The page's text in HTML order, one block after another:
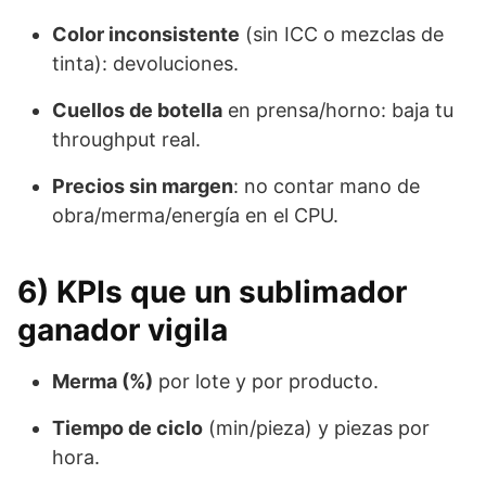
Color inconsistente (sin ICC o mezclas de
tinta): devoluciones.
Cuellos de botella en prensa/horno: baja tu
throughput real.
Precios sin margen: no contar mano de
obra/merma/energía en el CPU.
6) KPIs que un sublimador
ganador vigila
Merma (%) por lote y por producto.
Tiempo de ciclo (min/pieza) y piezas por
hora.